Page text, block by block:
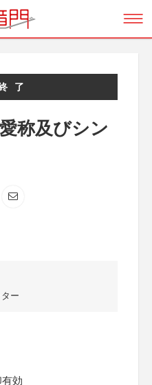
了
称及びシン
ー
効